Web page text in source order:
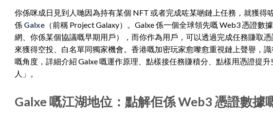
你係咪成日見到人哋因為持有某個 NFT 或者完成咗某啲鏈上任務，就獲
係 Galxe （前稱 Project Galaxy）。Galxe 係一個全球領先嘅 Web3 憑證
網、你係某個協議嘅早期用戶），而你作為用戶，可以透過完成任務賺取
來獲得空投、白名單同獨家機會。香港嘅加密玩家愈嚟愈重視鏈上聲譽，
嘅角度，詳細介紹 Galxe 嘅運作原理、點樣接任務賺積分、點樣用憑證提
人」。
Galxe 嘅江湖地位：點解佢係 Web3 憑證數據